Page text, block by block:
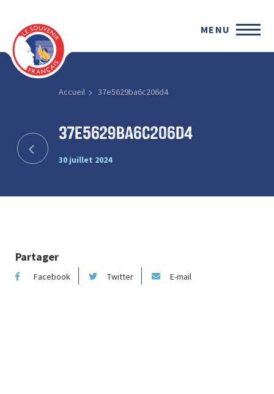
MENU
Accueil 37e5629ba6c206d4
37e5629ba6c206d4
30 juillet 2024
Partager
Facebook Twitter E-mail